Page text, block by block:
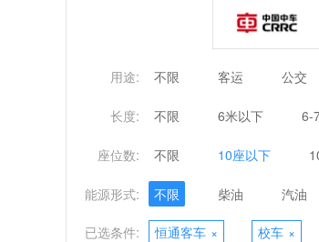
用途: 不限 客运 公交
长度: 不限 6米以下 6-
座位数: 不限 10座以下
能源形式: 不限 柴油 汽油
已选条件: 恒通客车 × 校车 ×